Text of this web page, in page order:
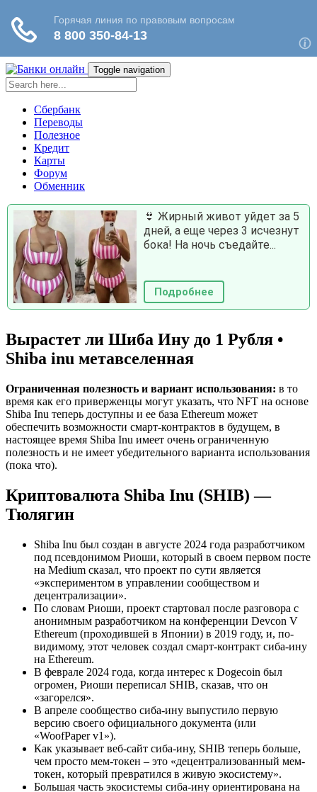
Toggle navigation
Сбербанк
Переводы
Полезное
Кредит
Карты
Форум
Обменник
👙 Жирный живот уйдет за 5
дней, а еще через 3 исчезнут
бока! На ночь съедайте...
Подробнее
Вырастет ли Шиба Ину до 1 Рубля •
Shiba inu метавселенная
Ограниченная полезность и вариант использования: в то
время как его приверженцы могут указать, что NFT на основе
Shiba Inu теперь доступны и ее база Ethereum может
обеспечить возможности смарт-контрактов в будущем, в
настоящее время Shiba Inu имеет очень ограниченную
полезность и не имеет убедительного варианта использования
(пока что).
Криптовалюта Shiba Inu (SHIB) —
Тюлягин
Shiba Inu был создан в августе 2024 года разработчиком
под псевдонимом Риоши, который в своем первом посте
на Medium сказал, что проект по сути является
«экспериментом в управлении сообществом и
децентрализации».
По словам Риоши, проект стартовал после разговора с
анонимным разработчиком на конференции Devcon V
Ethereum (проходившей в Японии) в 2019 году, и, по-
видимому, этот человек создал смарт-контракт сиба-ину
на Ethereum.
В феврале 2024 года, когда интерес к Dogecoin был
огромен, Риоши переписал SHIB, сказав, что он
«загорелся».
В апреле сообщество сиба-ину выпустило первую
версию своего официального документа (или
«WoofPaper v1»).
Как указывает веб-сайт сиба-ину, SHIB теперь больше,
чем просто мем-токен – это «децентрализованный мем-
токен, который превратился в живую экосистему».
Большая часть экосистемы сиба-ину ориентирована на